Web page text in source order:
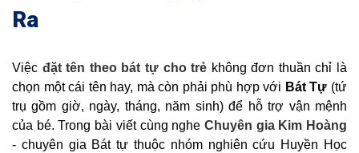
Ra
Việc đặt tên theo bát tự cho trẻ không đơn thuần chỉ là
chọn một cái tên hay, mà còn phải phù hợp với Bát Tự (tứ
trụ gồm giờ, ngày, tháng, năm sinh) để hỗ trợ vận mệnh
của bé. Trong bài viết cùng nghe Chuyên gia Kim Hoàng
- chuyên gia Bát tự thuộc nhóm nghiên cứu Huyền Học